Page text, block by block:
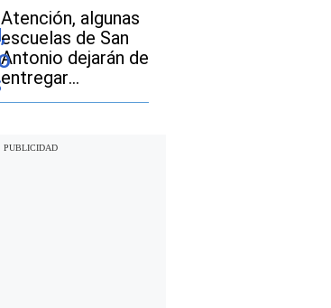
Atención, algunas
escuelas de San
Antonio dejarán de
entregar
desayunos y
seguirá con este